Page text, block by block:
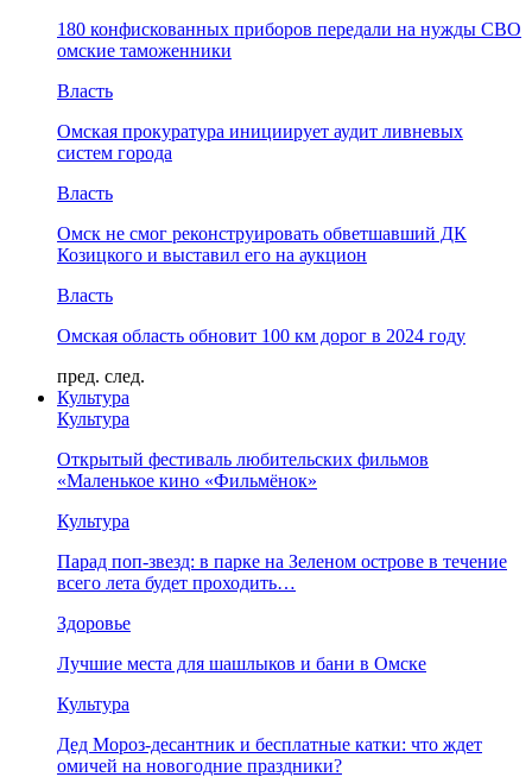
180 конфискованных приборов передали на нужды СВО
омские таможенники
Власть
Омская прокуратура инициирует аудит ливневых
систем города
Власть
Омск не смог реконструировать обветшавший ДК
Козицкого и выставил его на аукцион
Власть
Омская область обновит 100 км дорог в 2024 году
пред. след.
Культура
Культура
Открытый фестиваль любительских фильмов
«Маленькое кино «Фильмёнок»
Культура
Парад поп-звезд: в парке на Зеленом острове в течение
всего лета будет проходить…
Здоровье
Лучшие места для шашлыков и бани в Омске
Культура
Дед Мороз-десантник и бесплатные катки: что ждет
омичей на новогодние праздники?